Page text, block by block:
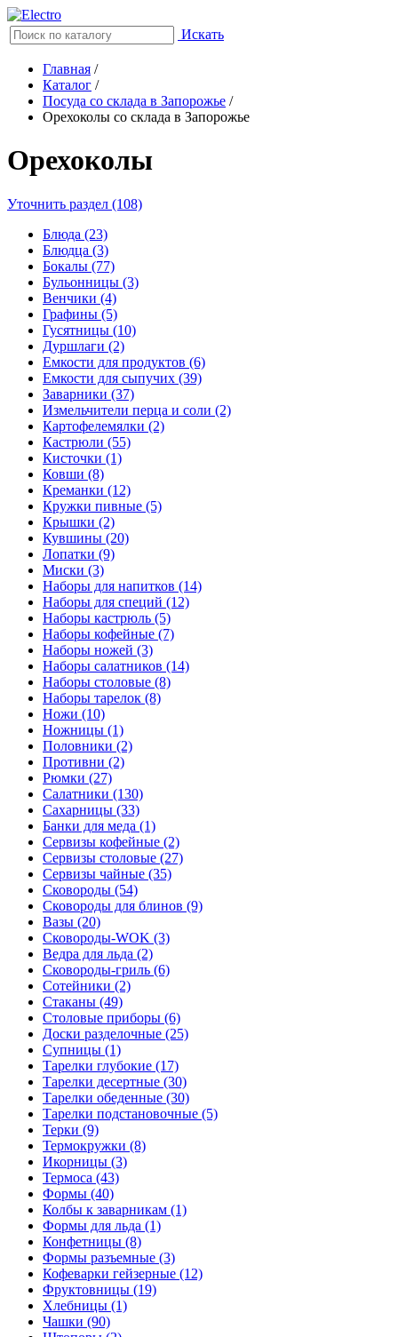
Искать
Главная /
Каталог /
Посуда со склада в Запорожье /
Орехоколы со склада в Запорожье
Орехоколы
Уточнить раздел (108)
Блюда (23)
Блюдца (3)
Бокалы (77)
Бульонницы (3)
Венчики (4)
Графины (5)
Гусятницы (10)
Дуршлаги (2)
Емкости для продуктов (6)
Емкости для сыпучих (39)
Заварники (37)
Измельчители перца и соли (2)
Картофелемялки (2)
Кастрюли (55)
Кисточки (1)
Ковши (8)
Креманки (12)
Кружки пивные (5)
Крышки (2)
Кувшины (20)
Лопатки (9)
Миски (3)
Наборы для напитков (14)
Наборы для специй (12)
Наборы кастрюль (5)
Наборы кофейные (7)
Наборы ножей (3)
Наборы салатников (14)
Наборы столовые (8)
Наборы тарелок (8)
Ножи (10)
Ножницы (1)
Половники (2)
Противни (2)
Рюмки (27)
Салатники (130)
Сахарницы (33)
Банки для меда (1)
Сервизы кофейные (2)
Сервизы столовые (27)
Сервизы чайные (35)
Сковороды (54)
Сковороды для блинов (9)
Вазы (20)
Сковороды-WOK (3)
Ведра для льда (2)
Сковороды-гриль (6)
Сотейники (2)
Стаканы (49)
Столовые приборы (6)
Доски разделочные (25)
Супницы (1)
Тарелки глубокие (17)
Тарелки десертные (30)
Тарелки обеденные (30)
Тарелки подстановочные (5)
Терки (9)
Термокружки (8)
Икорницы (3)
Термоса (43)
Формы (40)
Колбы к заварникам (1)
Формы для льда (1)
Конфетницы (8)
Формы разъемные (3)
Кофеварки гейзерные (12)
Фруктовницы (19)
Хлебницы (1)
Чашки (90)